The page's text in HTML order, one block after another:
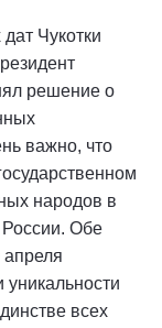
Чукотки
решение о
важно, что
народов в
России. Обе
апреля
всех